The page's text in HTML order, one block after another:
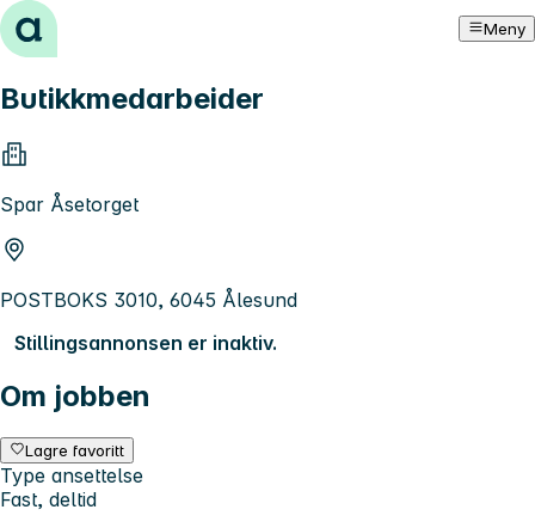
Hopp til innhold Meny
Butikkmedarbeider
Spar Åsetorget
POSTBOKS 3010, 6045 Ålesund
Stillingsannonsen er inaktiv.
Om jobben
Lagre favoritt
Type ansettelse
Fast, deltid